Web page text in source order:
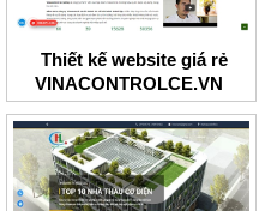
Thiết kế website giá rẻ
VINACONTROLCE.VN